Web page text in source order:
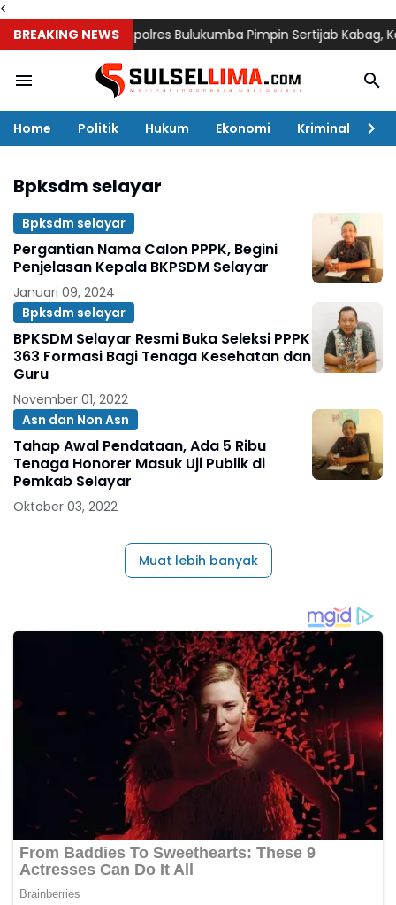
<
BREAKING NEWSKapolres Bulukumba Pimpin Sertijab Kabag,
Home Politik Hukum Ekonomi Kriminal
Bpksdm selayar
Bpksdm selayar
Pergantian Nama Calon PPPK, Begini
Penjelasan Kepala BKPSDM Selayar
Januari 09, 2024
Bpksdm selayar
BPKSDM Selayar Resmi Buka Seleksi PPPK
363 Formasi Bagi Tenaga Kesehatan dan
Guru
November 01, 2022
Asn dan Non Asn
Tahap Awal Pendataan, Ada 5 Ribu
Tenaga Honorer Masuk Uji Publik di
Pemkab Selayar
Oktober 03, 2022
Muat lebih banyak